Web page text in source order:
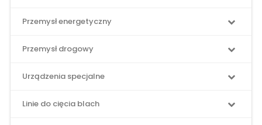
Przemysł energetyczny
Przemysł drogowy
Urządzenia specjalne
Linie do cięcia blach